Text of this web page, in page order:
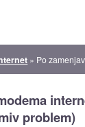
» Po zamenjavi
problem)